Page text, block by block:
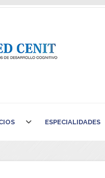
ESPECIALIDADES